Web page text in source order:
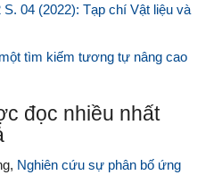
S. 04 (2022): Tạp chí Vật liệu và
tìm kiếm tương tự nâng cao
đọc nhiều nhất
Nghiên cứu sự phân bố ứng